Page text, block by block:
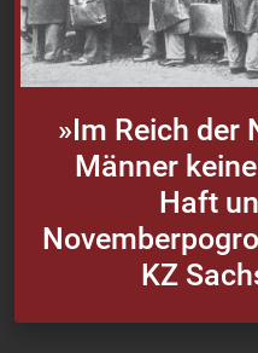
»Im Reich der
Männer
Haft
KZ